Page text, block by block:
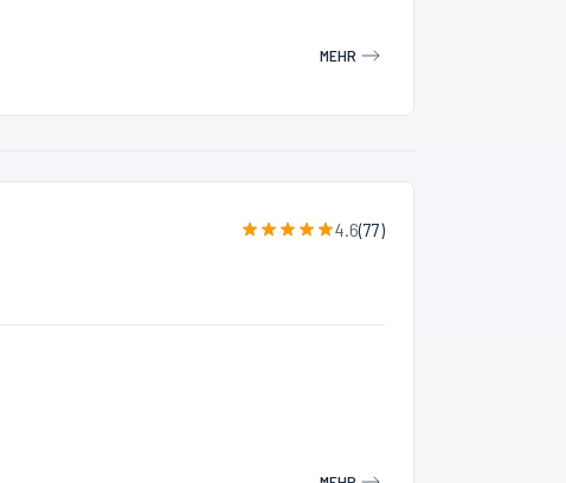
MEHR
4.6(77)